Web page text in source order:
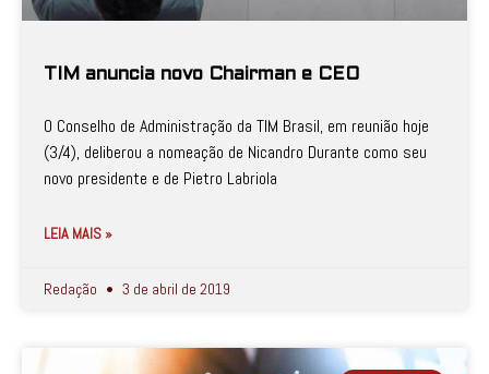
TIM anuncia novo Chairman e CEO
O Conselho de Administração da TIM Brasil, em reunião hoje
(3/4), deliberou a nomeação de Nicandro Durante como seu
novo presidente e de Pietro Labriola
LEIA MAIS »
Redação 3 de abril de 2019